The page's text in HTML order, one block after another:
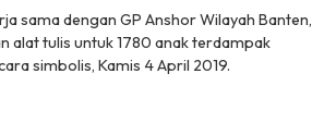
sama dengan GP Anshor Wilayah Banten,
alat tulis untuk 1780 anak terdampak
simbolis, Kamis 4 April 2019.